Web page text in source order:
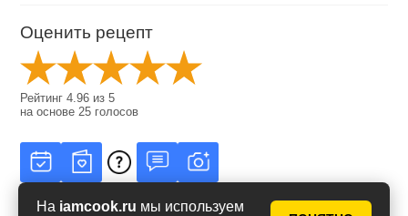
На iamcook.ru мы используем
Оценить рецепт
Рейтинг4.96 из5
на основе 25 голосов